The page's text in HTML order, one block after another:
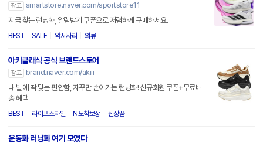
광고 smartstore.naver.com/sportstore11
지금 찾는 런닝화, 알림받기 쿠폰으로 저렴하게 구매하세요.
BEST SALE 악세사리 의류
아키클래식 공식 브랜드스토어
광고
brand.naver.com/akiii
내 발에 딱 맞는 편안함, 자꾸만 손이가는 런닝화! 신규회원 쿠폰+무료배
송 혜택
BEST 라이프스타일 N도착보장 신상품
운동화 러닝화 여기 모였다